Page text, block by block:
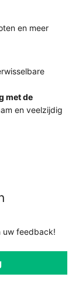
en meer
met de
en veelzijdig
uw feedback!